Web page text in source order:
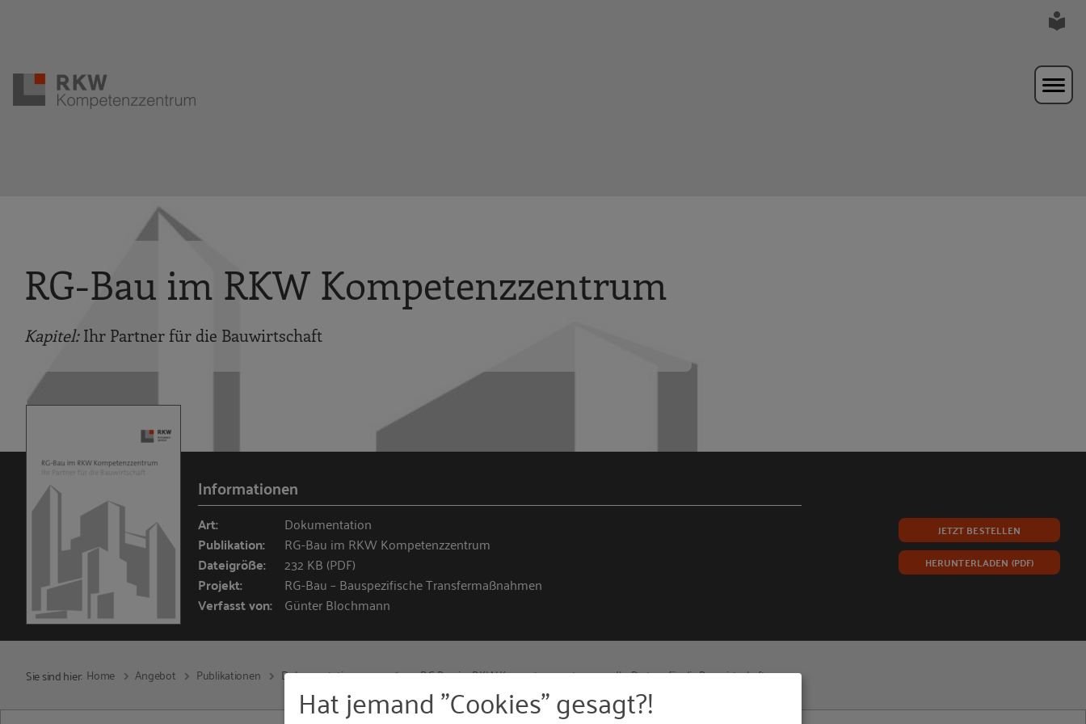
RG-Bau im RKW Kompetenzzentrum
Kapitel:Ihr Partner für die Bauwirtschaft
Informationen
Art: Dokumentation
Publikation: RG-Bau im RKW Kompetenzzentrum
Dateigröße: 232 KB (PDF)
Projekt: RG-Bau – Bauspezifische Transfermaßnahmen
Verfasst von: Günter Blochmann
JETZT BESTELLEN
HERUNTERLADEN (PDF)
Sie sind hier: Home Angebot Publikationen Dokumentation 2016 RG-Bau im RKW Kompetenzzentrum Ihr Partner für die Bauwirtschaft
Hat jemand "Cookies" gesagt?!